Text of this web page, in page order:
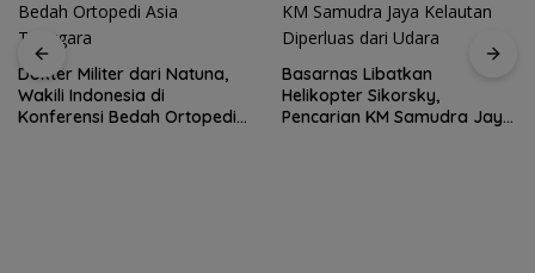
Dokter Militer dari Natuna,
Wakili Indonesia di
Konferensi Bedah Ortopedi
Basarnas Libatkan
Helikopter Sikorsky,
Pencarian KM Samudra Jaya